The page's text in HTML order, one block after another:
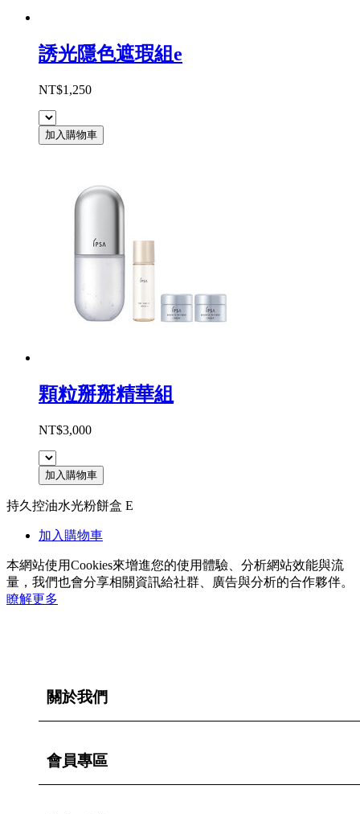
誘光隱色遮瑕組e
NT$1,250
加入購物車
顆粒掰掰精華組
NT$3,000
加入購物車
持久控油水光粉餅盒 E
加入購物車
本網站使用Cookies來增進您的使用體驗、分析網站效能與流
量，我們也會分享相關資訊給社群、廣告與分析的合作夥伴。
瞭解更多
關於我們
會員專區